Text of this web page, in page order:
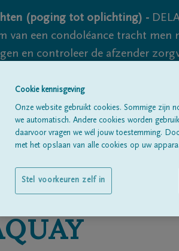
(poging tot oplichting) -
van een condoléance tracht
en controleer de afzender
echter nooit volledig uit te
Cookie kennisgeving
Onze website gebruikt cookies. Sommige zijn
we automatisch. Andere cookies worden
daarvoor vragen we wél jouw toestemming.
met het opslaan van alle cookies op uw
Stel voorkeuren zelf in